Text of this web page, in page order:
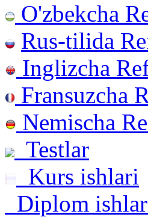
O'zbekcha
Rus-tilida
Inglizcha
Fransuzcha
Nemischa
Testlar
Kurs ishlari
Diplom